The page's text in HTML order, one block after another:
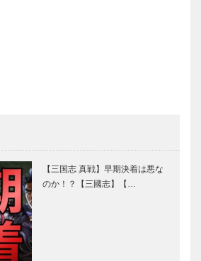
【三国志 真戦】早期決着は悪な
のか！？【三國志】【…